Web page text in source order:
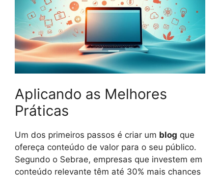
Aplicando as Melhores
Práticas
Um dos primeiros passos é criar um blog que
ofereça conteúdo de valor para o seu público.
Segundo o Sebrae, empresas que investem em
conteúdo relevante têm até 30% mais chances